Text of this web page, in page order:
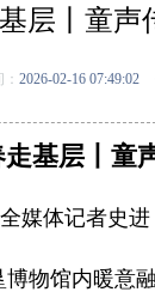
层丨童声
2026-02-16 07:49:02
基层丨童
媒体记者史
物馆内暖意